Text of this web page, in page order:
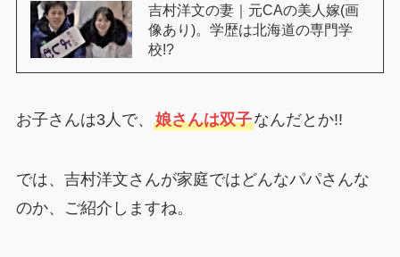
吉村洋文の妻｜元CAの美人嫁(画
像あり)。学歴は北海道の専門学
校!?
お子さんは3人で、 娘さんは双子なんだとか!!
では、吉村洋文さんが家庭ではどんなパパさんな
のか、ご紹介しますね。